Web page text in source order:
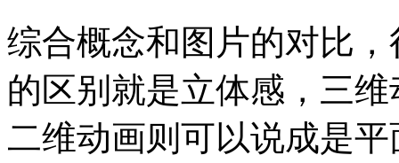
综合概念和图片的对比
的区别就是立体感，三
二维动画则可以说成是